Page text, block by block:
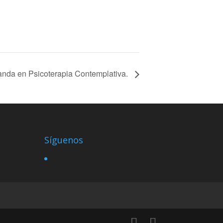
en Psicoterapia Contemplativa.
Síguenos